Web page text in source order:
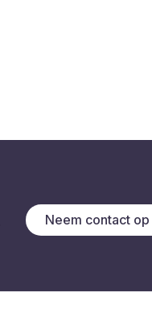
Neem contact op